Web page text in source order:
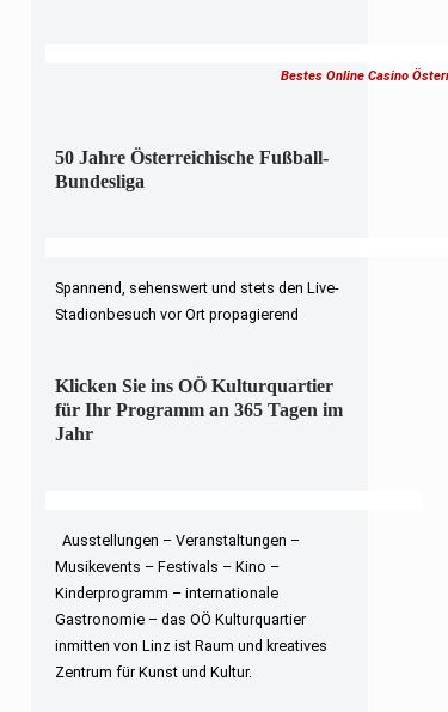
Bestes Online Casino
50 Jahre Österreichische Fußball-
Bundesliga
Spannend, sehenswert und stets den Live-
Stadionbesuch vor Ort propagierend
Klicken Sie ins OÖ Kulturquartier
für Ihr Programm an 365 Tagen im
Jahr
Ausstellungen – Veranstaltungen –
Musikevents – Festivals – Kino –
Kinderprogramm – internationale
Gastronomie – das OÖ Kulturquartier
inmitten von Linz ist Raum und kreatives
Zentrum für Kunst und Kultur.